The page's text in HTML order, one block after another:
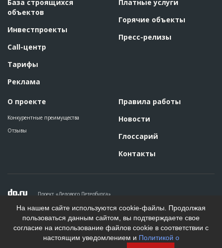
База строящихся
объектов
Инвестпроекты
Call-центр
Тарифы
Реклама
О проекте
Конкурентные преимущества
Отзывы
Платные услуги
Горячие объекты
Пресс-релизы
Правила работы
Новости
Глоссарий
Контакты
Проект «Делового Петербурга»
Политика конфиденциальности
Пользовательское соглашение
На информационном ресурсе применяются рекомендательные
технологии. Подробнее.
На нашем сайте используются cookie-файлы. Продолжая
пользоваться данным сайтом, вы подтверждаете свое
согласие на использование файлов cookie в соответствии с
настоящим уведомлением и Политикой о